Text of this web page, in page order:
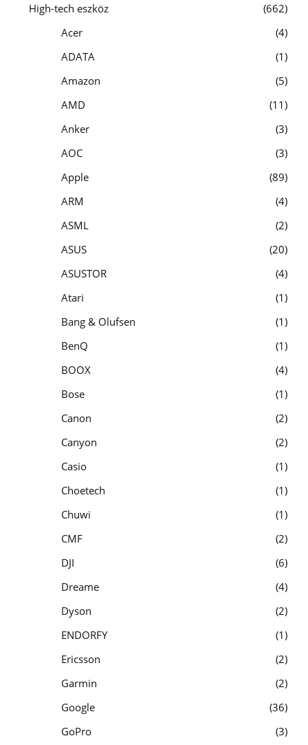
High-tech eszköz
662
Acer
4
ADATA
1
Amazon
5
AMD
11
Anker
3
AOC
3
Apple
89
ARM
4
ASML
2
ASUS
20
ASUSTOR
4
Atari
1
Bang & Olufsen
1
BenQ
1
BOOX
4
Bose
1
Canon
2
Canyon
2
Casio
1
Choetech
1
Chuwi
1
CMF
2
DJI
6
Dreame
4
Dyson
2
ENDORFY
1
Ericsson
2
Garmin
2
Google
36
GoPro
3